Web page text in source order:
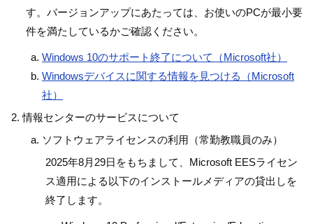
す。バージョンアップにあたっては、お使いのPCが最小要
件を満たしているかご確認ください。
Windows 10のサポート終了について（Microsoft社）
Windowsデバイスに関する情報を見つける（Microsoft
社）
情報センターのサービスについて
ソフトウェアライセンスの利用（常勤教職員のみ）
2025年8月29日をもちまして、Microsoft EESライセン
ス適用による以下のインストールメディアの貸出しを
終了します。